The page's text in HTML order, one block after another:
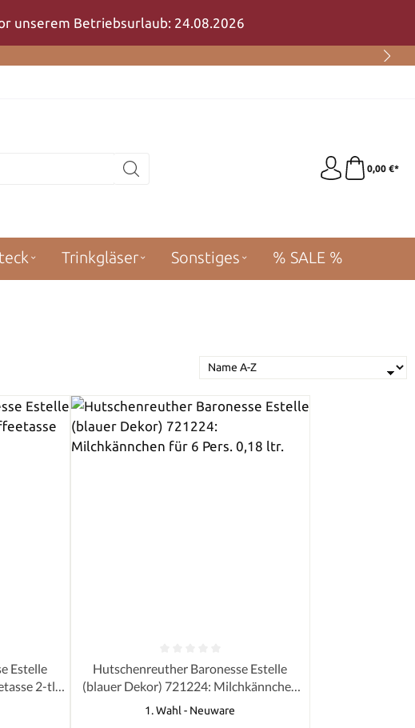
unserem Betriebsurlaub: 24.08.2026
0,00 €*
Trinkgläser Sonstiges % SALE %
von 0 von 5 Sternen
Estelle
2-tlg.
Durchschnittliche Bewertung von 0 von 5 Sternen
Hutschenreuther Baronesse Estelle
(blauer Dekor) 721224: Milchkännchen
für 6 Pers. 0,18 ltr.
1. Wahl - Neuware